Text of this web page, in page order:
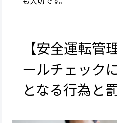
【安全運転管
ールチェック
となる行為と